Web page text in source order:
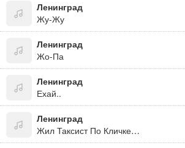
Ленинград
Жу-Жу
Ленинград
Жо-Па
Ленинград
Ехай..
Ленинград
Жил Таксист По Кличке Пазик, Все Проблемы По Хую